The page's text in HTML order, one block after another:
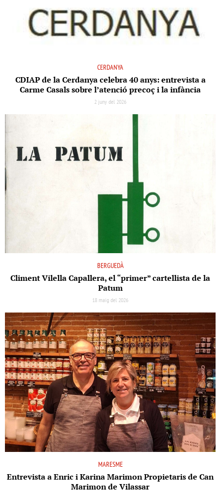
CERDANYA
CDIAP de la Cerdanya celebra 40 anys: entrevista a
Carme Casals sobre l’atenció precoç i la infància
2 juny del 2026
BERGUEDÀ
Climent Vilella Capallera, el “primer” cartellista de la
Patum
18 maig del 2026
MARESME
Entrevista a Enric i Karina Marimon Propietaris de Can
Marimon de Vilassar